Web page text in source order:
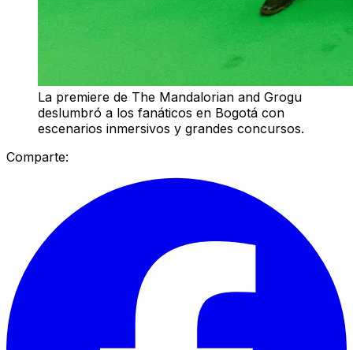
La premiere de The Mandalorian and Grogu
deslumbró a los fanáticos en Bogotá con
escenarios inmersivos y grandes concursos.
Comparte: